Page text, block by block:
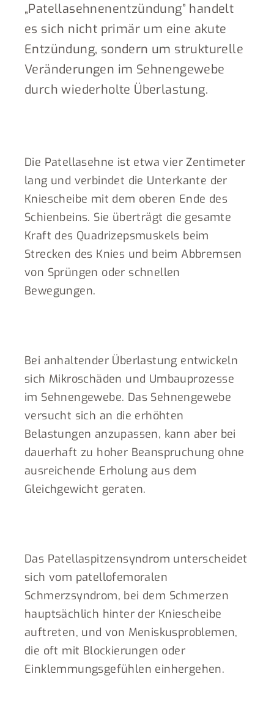
„Patellasehnenentzündung” handelt
es sich nicht primär um eine akute
Entzündung, sondern um strukturelle
Veränderungen im Sehnengewebe
durch wiederholte Überlastung.
Die Patellasehne ist etwa vier Zentimeter
lang und verbindet die Unterkante der
Kniescheibe mit dem oberen Ende des
Schienbeins. Sie überträgt die gesamte
Kraft des Quadrizepsmuskels beim
Strecken des Knies und beim Abbremsen
von Sprüngen oder schnellen
Bewegungen.
Bei anhaltender Überlastung entwickeln
sich Mikroschäden und Umbauprozesse
im Sehnengewebe. Das Sehnengewebe
versucht sich an die erhöhten
Belastungen anzupassen, kann aber bei
dauerhaft zu hoher Beanspruchung ohne
ausreichende Erholung aus dem
Gleichgewicht geraten.
Das Patellaspitzensyndrom unterscheidet
sich vom patellofemoralen
Schmerzsyndrom, bei dem Schmerzen
hauptsächlich hinter der Kniescheibe
auftreten, und von Meniskusproblemen,
die oft mit Blockierungen oder
Einklemmungsgefühlen einhergehen.